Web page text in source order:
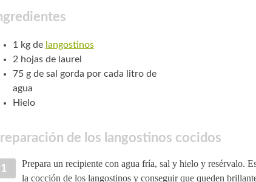
1 kg de langostinos
2 hojas de laurel
75 g de sal gorda por cada litro de
agua
Hielo
de los langostinos cocidos
Prepara un recipiente con agua fría, sal y hielo y resérvalo.
la cocción de los langostinos y conseguir que queden